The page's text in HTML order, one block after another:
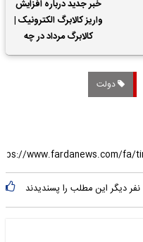
خبر جدید درباره افزایش
واریز کالابرگ الکترونیک |
کالابرگ مرداد در چه
تاریخی واریز خواهد شد؟
دولت
نفر دیگر این مطلب را پسندیدند